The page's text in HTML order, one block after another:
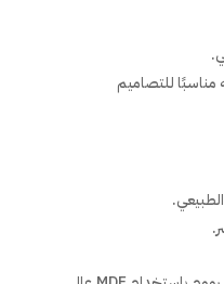
للتصاميم